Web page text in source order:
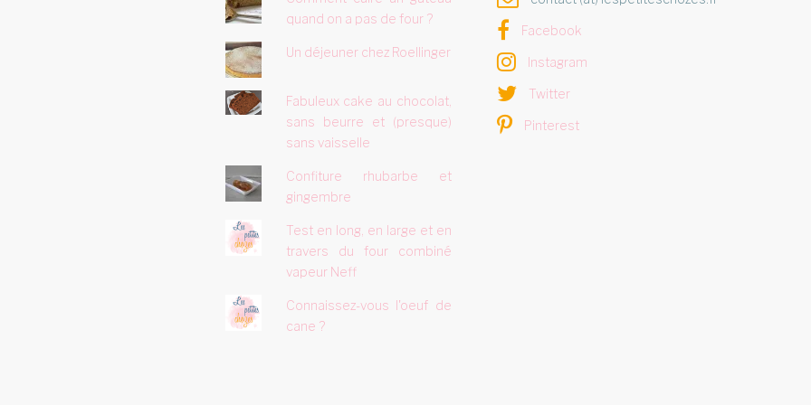
quand on a pas de four ?
Un déjeuner chez Roellinger
Fabuleux cake au chocolat,
sans beurre et (presque)
sans vaisselle
Confiture rhubarbe et
gingembre
Test en long, en large et en
travers du four combiné
vapeur Neff
Connaissez-vous l'oeuf de
cane ?
Facebook
Instagram
Twitter
Pinterest